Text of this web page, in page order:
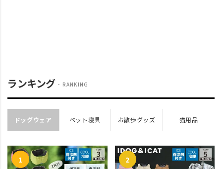
ランキング RANKING
ドッグウェア ペット寝具 お散歩グッズ 猫用品